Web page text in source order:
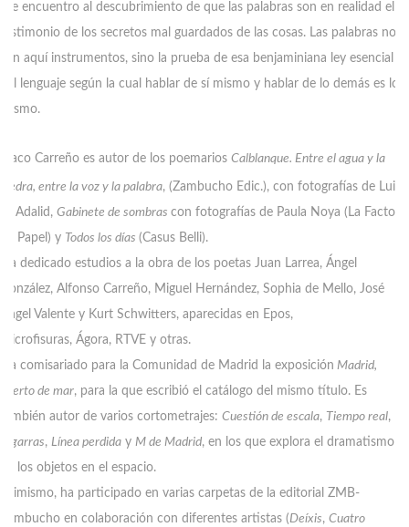
ese encuentro al descubrimiento de que las palabras son en realidad el
testimonio de los secretos mal guardados de las cosas. Las palabras no
son aquí instrumentos, sino la prueba de esa benjaminiana ley esencial
del lenguaje según la cual hablar de sí mismo y hablar de lo demás es lo
mismo.
aco Carreño es autor de los poemarios Calblanque. Entre el agua y la
piedra, entre la voz y la palabra, (Zambucho Edic.), con fotografías de Luis
G. Adalid, Gabinete de sombras con fotografías de Paula Noya (La Factoría
de Papel) y Todos los días (Casus Belli).
Ha dedicado estudios a la obra de los poetas Juan Larrea, Ángel
González, Alfonso Carreño, Miguel Hernández, Sophia de Mello, José
Ángel Valente y Kurt Schwitters, aparecidas en Epos,
Microfisuras, Ágora, RTVE y otras.
Ha comisariado para la Comunidad de Madrid la exposición Madrid,
puerto de mar, para la que escribió el catálogo del mismo título. Es
también autor de varios cortometrajes: Cuestión de escala, Tiempo real,
Cigarras, Línea perdida y M de Madrid, en los que explora el dramatismo
de los objetos en el espacio.
Asimismo, ha participado en varias carpetas de la editorial ZMB-
Zambucho en colaboración con diferentes artistas (Deíxis, Cuatro